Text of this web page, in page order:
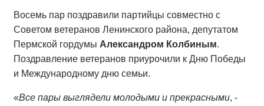
Восемь пар поздравили партийцы совместно с
Советом ветеранов Ленинского района, депутатом
Пермской гордумы Александром Колбиным.
Поздравление ветеранов приурочили к Дню Победы
и Международному дню семьи.
«Все пары выглядели молодыми и прекрасными, -